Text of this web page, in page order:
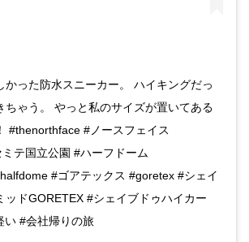
かった防水スニーカー。 ハイキングだっ
ちゃう。 やっと私のサイズが置いてある
#thenorthface #ノースフェイス
テ国立公園 #ハーフドーム
#ゴアテックス #goretex #シェイ
ッドGORETEX #シェイブドゥハイカー
い #会社帰りの旅